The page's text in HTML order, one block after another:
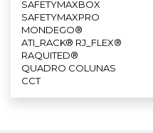
SAFETYMAXBOX
SAFETYMAXPRO
MONDEGO®
ATI_RACK® RJ_FLEX®
RAQUITED®
QUADRO COLUNAS
CCT